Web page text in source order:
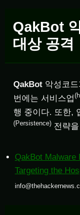
QakBot
대상 공격
QakBot 악성코
번에는 서비스업
행 중이다. 또한,
(Persistence) 전략
QakBot Malware
Targeting the